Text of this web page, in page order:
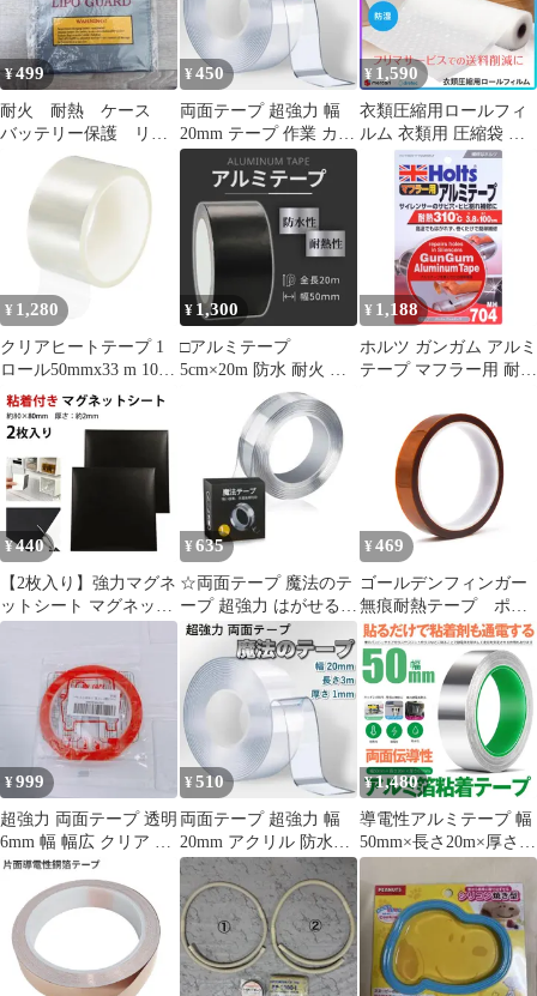
バイク マフラー 耐熱テ
ープ
¥499
耐火 耐熱 ケース
バッテリー保護 リポ
¥450
両面テープ 超強力 幅
20mm テープ 作業 カス
タマイズ アクリル 防水
用 3m DIY 透明 布 木材
プラスチック ガラス 金
属 家具 安全対策 便利
グッズ 日用品 キッチン
浴室
¥ 1,590
衣類圧縮用ロールフィ
ルム 衣類用 圧縮袋 ロ
ールフィルム 替えふぃ
るぬ 衣類圧縮袋 洋服圧
縮袋 【☆60】【FDC】
【KP】/衣類圧縮用ロー
ルフィルム
¥ 1,280
クリアヒートテープ 1
ロール50mmx33 m 108ft
高温耐熱テープ サブリ
メーション ヒートビニ
ールプレス ヒート転写
回路基板用 残留物なし
M5 93
¥ 1,300
□アルミテープ
5cm×20m 防水 耐火 耐
熱 導電 厚手 DIY 黒
¥ 1,188
ホルツ ガンガム アルミ
テープ マフラー用 耐熱
¥ 440
【2枚入り】強力マグネ
ットシート マグネット
テープ 強力 マグネット
ト 磁石 超強力 マグネ
ットシート 80*80mm
厚さ2mm ゴム磁石 粘
着付き カット可能 磁力
シート 柔軟 磁吸固定
DIY用
¥ 635
☆両面テープ 魔法のテ
ープ 超強力 はがせる
(1M)
¥ 469
ゴールデンフィンガー
無痕耐熱テープ ポリ
イミド耐熱テープ 塗
布養生テープ 静電気
防止絶縁テープ（真鍮
色）
¥999
超強力 両面テープ 透明
6mm 幅 幅広 クリア 車
用 耐熱 DIY
¥510
両面テープ 超強力 幅
20mm アクリル 防水用
3m DIY 透明 魔法テー
プ
¥1,480
導電性アルミテープ 幅
50mm×長さ20m×厚さ
0.1mm アルミ箔粘着テ
ープ 導電 アルミテープ
静電気除去 アルミテー
プチューン 耐熱 強粘着
厚手 両面導電性 両面伝
導性